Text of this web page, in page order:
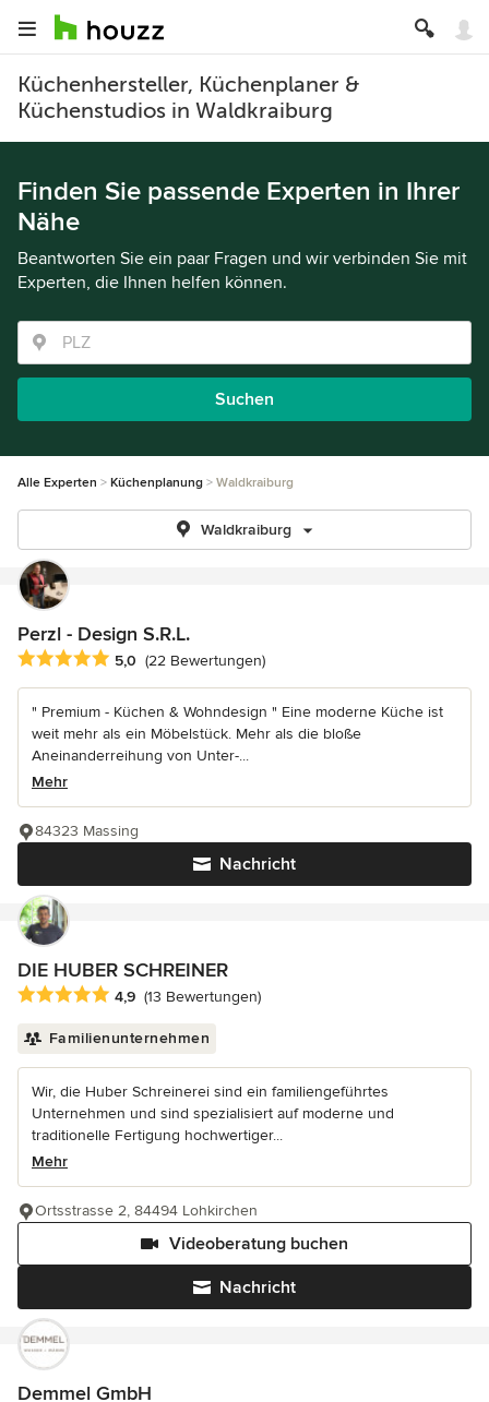
Küchenhersteller, Küchenplaner &
Küchenstudios in Waldkraiburg
Finden Sie passende Experten in Ihrer
Nähe
Beantworten Sie ein paar Fragen und wir verbinden Sie mit
Experten, die Ihnen helfen können.
Suchen
Alle Experten Küchenplanung Waldkraiburg
Waldkraiburg
Perzl - Design S.R.L.
Durchschnittliche Bewertung: 5 von 5 Sternen
5,0 (22 Bewertungen)
" Premium - Küchen & Wohndesign " Eine moderne Küche ist
weit mehr als ein Möbelstück. Mehr als die bloße
Aneinanderreihung von Unter-...
Mehr
Nachricht
84323 Massing
DIE HUBER SCHREINER
Durchschnittliche Bewertung: 4.9 von 5 Sternen
4,9 (13 Bewertungen)
Familienunternehmen
Wir, die Huber Schreinerei sind ein familiengeführtes
Unternehmen und sind spezialisiert auf moderne und
traditionelle Fertigung hochwertiger...
Mehr
Nachricht
Videoberatung buchen
Ortsstrasse 2, 84494 Lohkirchen
Demmel GmbH